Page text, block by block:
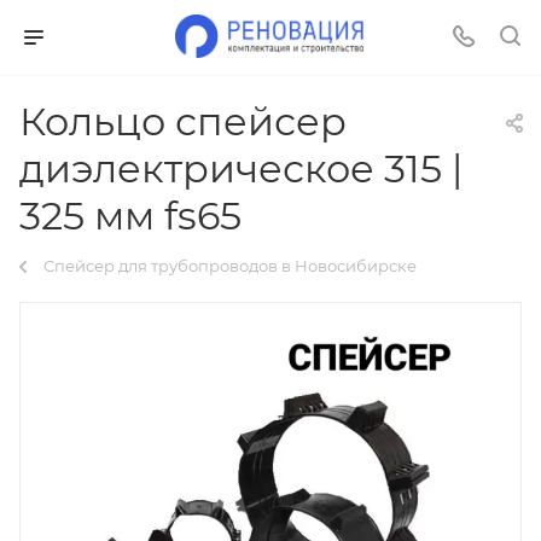
Кольцо спейсер
диэлектрическое 315 |
325 мм fs65
Спейсер для трубопроводов в Новосибирске